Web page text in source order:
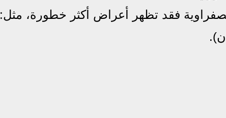
فقد تظهر أعراض أكثر خطورة، مثل: